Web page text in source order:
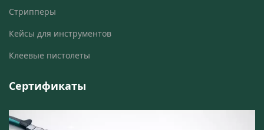
Стрипперы
Кейсы для инструментов
Клеевые пистолеты
Сертификаты